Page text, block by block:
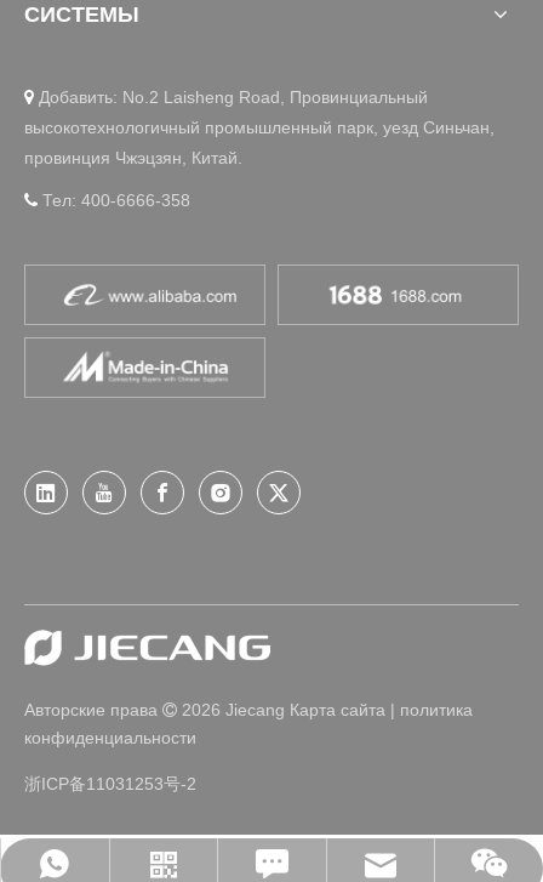
WhatsApp
Linkedin
Leave Us A Message
jc35@jiecang.com
WeChat
СИСТЕМЫ
 Добавить: No.2 Laisheng Road, Провинциальный
высокотехнологичный промышленный парк, уезд Синьчан,
провинция Чжэцзян, Китай.
 Тел: 400-6666-358
Авторские права  2026 Jiecang Карта сайта | политика
конфиденциальности
浙ICP备11031253号-2